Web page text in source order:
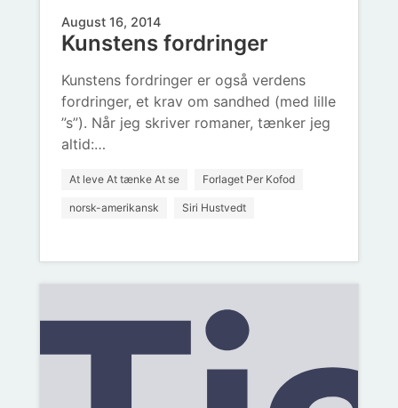
August 16, 2014
Kunstens fordringer
Kunstens fordringer er også verdens
fordringer, et krav om sandhed (med lille
”s”). Når jeg skriver romaner, tænker jeg
altid:…
At leve At tænke At se Forlaget Per Kofod
norsk-amerikansk Siri Hustvedt